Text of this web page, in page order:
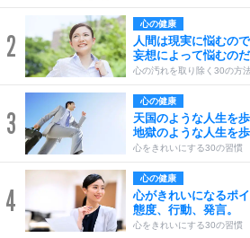
2
心の健康
人間は現実に悩むので
妄想によって悩むのだ
心の汚れを取り除く30の方
3
心の健康
天国のような人生を歩
地獄のような人生を歩
心をきれいにする30の習慣
4
心の健康
心がきれいになるポイ
態度、行動、発言。
心をきれいにする30の習慣